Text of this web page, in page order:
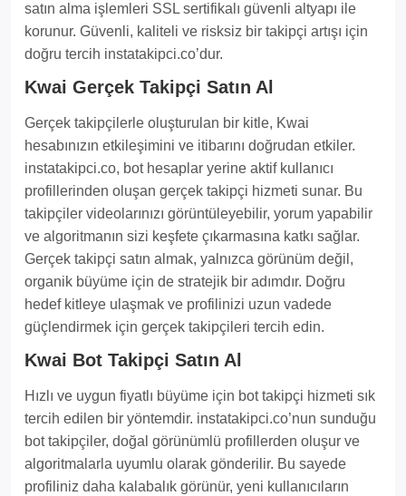
satın alma işlemleri SSL sertifikalı güvenli altyapı ile
korunur. Güvenli, kaliteli ve risksiz bir takipçi artışı için
doğru tercih instatakipci.co’dur.
Kwai Gerçek Takipçi Satın Al
Gerçek takipçilerle oluşturulan bir kitle, Kwai
hesabınızın etkileşimini ve itibarını doğrudan etkiler.
instatakipci.co, bot hesaplar yerine aktif kullanıcı
profillerinden oluşan gerçek takipçi hizmeti sunar. Bu
takipçiler videolarınızı görüntüleyebilir, yorum yapabilir
ve algoritmanın sizi keşfete çıkarmasına katkı sağlar.
Gerçek takipçi satın almak, yalnızca görünüm değil,
organik büyüme için de stratejik bir adımdır. Doğru
hedef kitleye ulaşmak ve profilinizi uzun vadede
güçlendirmek için gerçek takipçileri tercih edin.
Kwai Bot Takipçi Satın Al
Hızlı ve uygun fiyatlı büyüme için bot takipçi hizmeti sık
tercih edilen bir yöntemdir. instatakipci.co’nun sunduğu
bot takipçiler, doğal görünümlü profillerden oluşur ve
algoritmalarla uyumlu olarak gönderilir. Bu sayede
profiliniz daha kalabalık görünür, yeni kullanıcıların